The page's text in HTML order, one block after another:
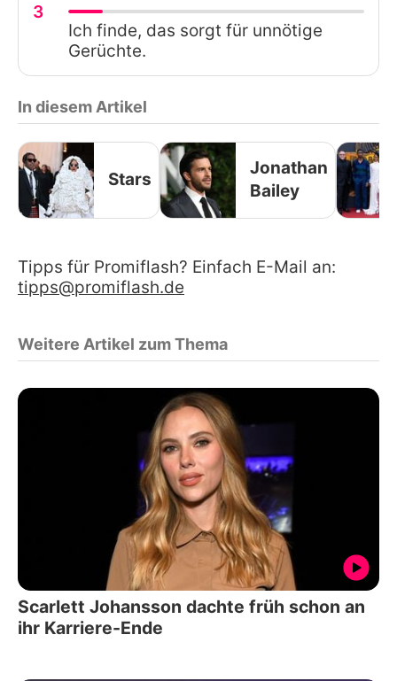
3
Ich finde, das sorgt für unnötige
Gerüchte.
In diesem Artikel
Stars
Jonathan
Bailey
Tipps für Promiflash? Einfach E-Mail an:
tipps@promiflash.de
Weitere Artikel zum Thema
Scarlett Johansson dachte früh schon an
ihr Karriere-Ende